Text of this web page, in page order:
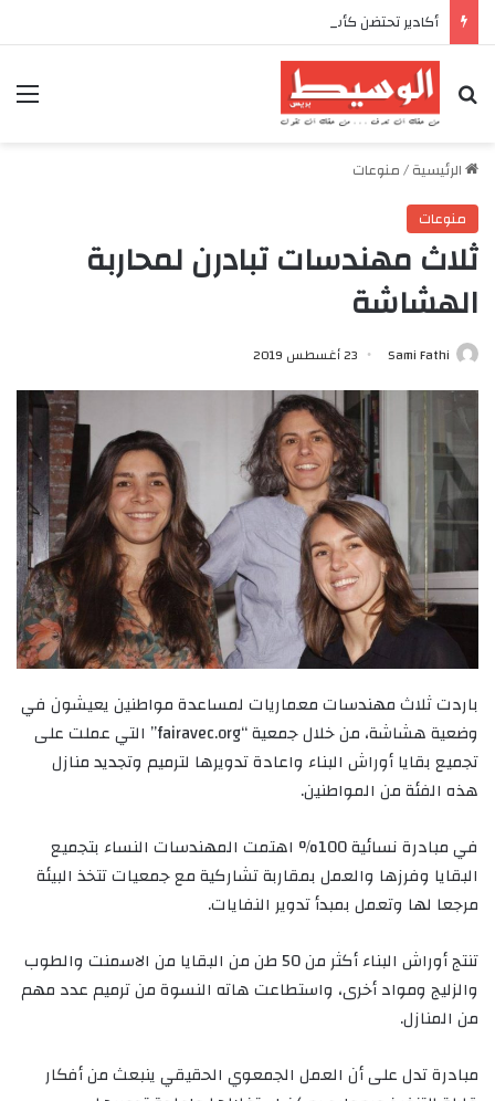
بحث عن
الرئيسية/منوعات
منوعات
ثلاث مهندسات تبادرن لمحاربة
الهشاشة
Sami Fathi 23 أغسطس 2019
باردت ثلاث مهندسات معماريات لمساعدة مواطنين يعيشون في
وضعية هشاشة، من خلال جمعية “fairavec.org” التي عملت على
تجميع بقايا أوراش البناء واعادة تدويرها لترميم وتجديد منازل
هذه الفئة من المواطنين.
في مبادرة نسائية 100% اهتمت المهندسات النساء بتجميع
البقايا وفرزها والعمل بمقاربة تشاركية مع جمعيات تتخذ البيئة
مرجعا لها وتعمل بمبدأ تدوير النفايات.
تنتج أوراش البناء أكثر من 50 طن من البقايا من الاسمنت والطوب
والزليج ومواد أخرى، واستطاعت هاته النسوة من ترميم عدد مهم
من المنازل.
مبادرة تدل على أن العمل الجمعوي الحقيقي ينبعث من أفكار